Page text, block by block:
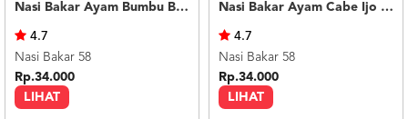
Nasi Bakar Ayam Bumbu Bali + Kerupuk
LIHAT
4.7
Nasi Bakar 58
Rp.34.000
Nasi Bakar Ayam Cabe Ijo + Kerupuk
LIHAT
4.7
Nasi Bakar 58
Rp.34.000